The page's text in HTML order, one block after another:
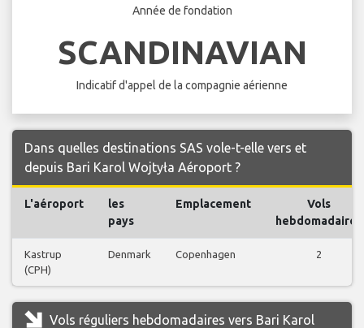
Année de fondation
SCANDINAVIAN
Indicatif d'appel de la compagnie aérienne
Dans quelles destinations SAS vole-t-elle vers et
depuis Bari Karol Wojtyła Aéroport ?
L'aéroport
les
pays
Emplacement
Vols
hebdomadaires
Kastrup
(CPH)
Denmark Copenhagen 2
Vols réguliers hebdomadaires vers Bari Karol